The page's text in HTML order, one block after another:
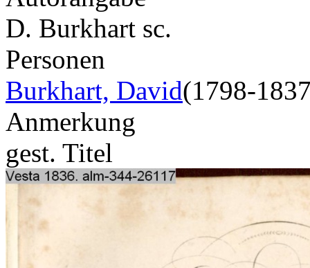
D. Burkhart sc.
Personen
Burkhart, David(1798-
Anmerkung
gest. Titel